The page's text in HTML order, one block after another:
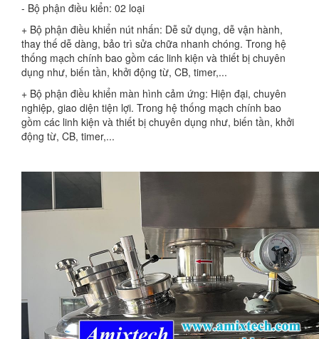
- Bộ phận điều kiển: 02 loại
+ Bộ phận điều khiển nút nhấn: Dễ sử dụng, dễ vận hành,
thay thế dễ dàng, bảo trì sửa chữa nhanh chóng. Trong hệ
thống mạch chính bao gồm các linh kiện và thiết bị chuyên
dụng như, biến tần, khởi động từ, CB, timer,...
+ Bộ phận điều khiển màn hình cảm ứng: Hiện đại, chuyên
nghiệp, giao diện tiện lợi. Trong hệ thống mạch chính bao
gồm các linh kiện và thiết bị chuyên dụng như, biến tần, khởi
động từ, CB, timer,...